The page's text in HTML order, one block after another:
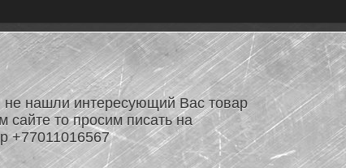
нашли интересующий Вас товар
сайте то просим писать на
+77011016567